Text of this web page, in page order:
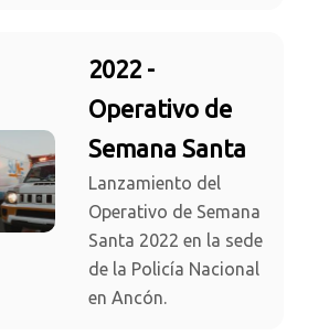
2022 -
Operativo de
Semana Santa
Lanzamiento del
Operativo de Semana
Santa 2022 en la sede
de la Policía Nacional
en Ancón.